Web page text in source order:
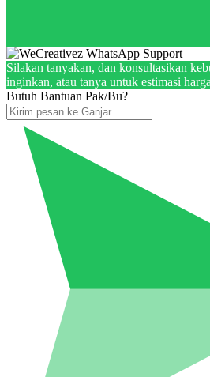
Silakan tanyakan, dan konsultasikan
inginkan, atau tanya untuk estimasi
Butuh Bantuan Pak/Bu?